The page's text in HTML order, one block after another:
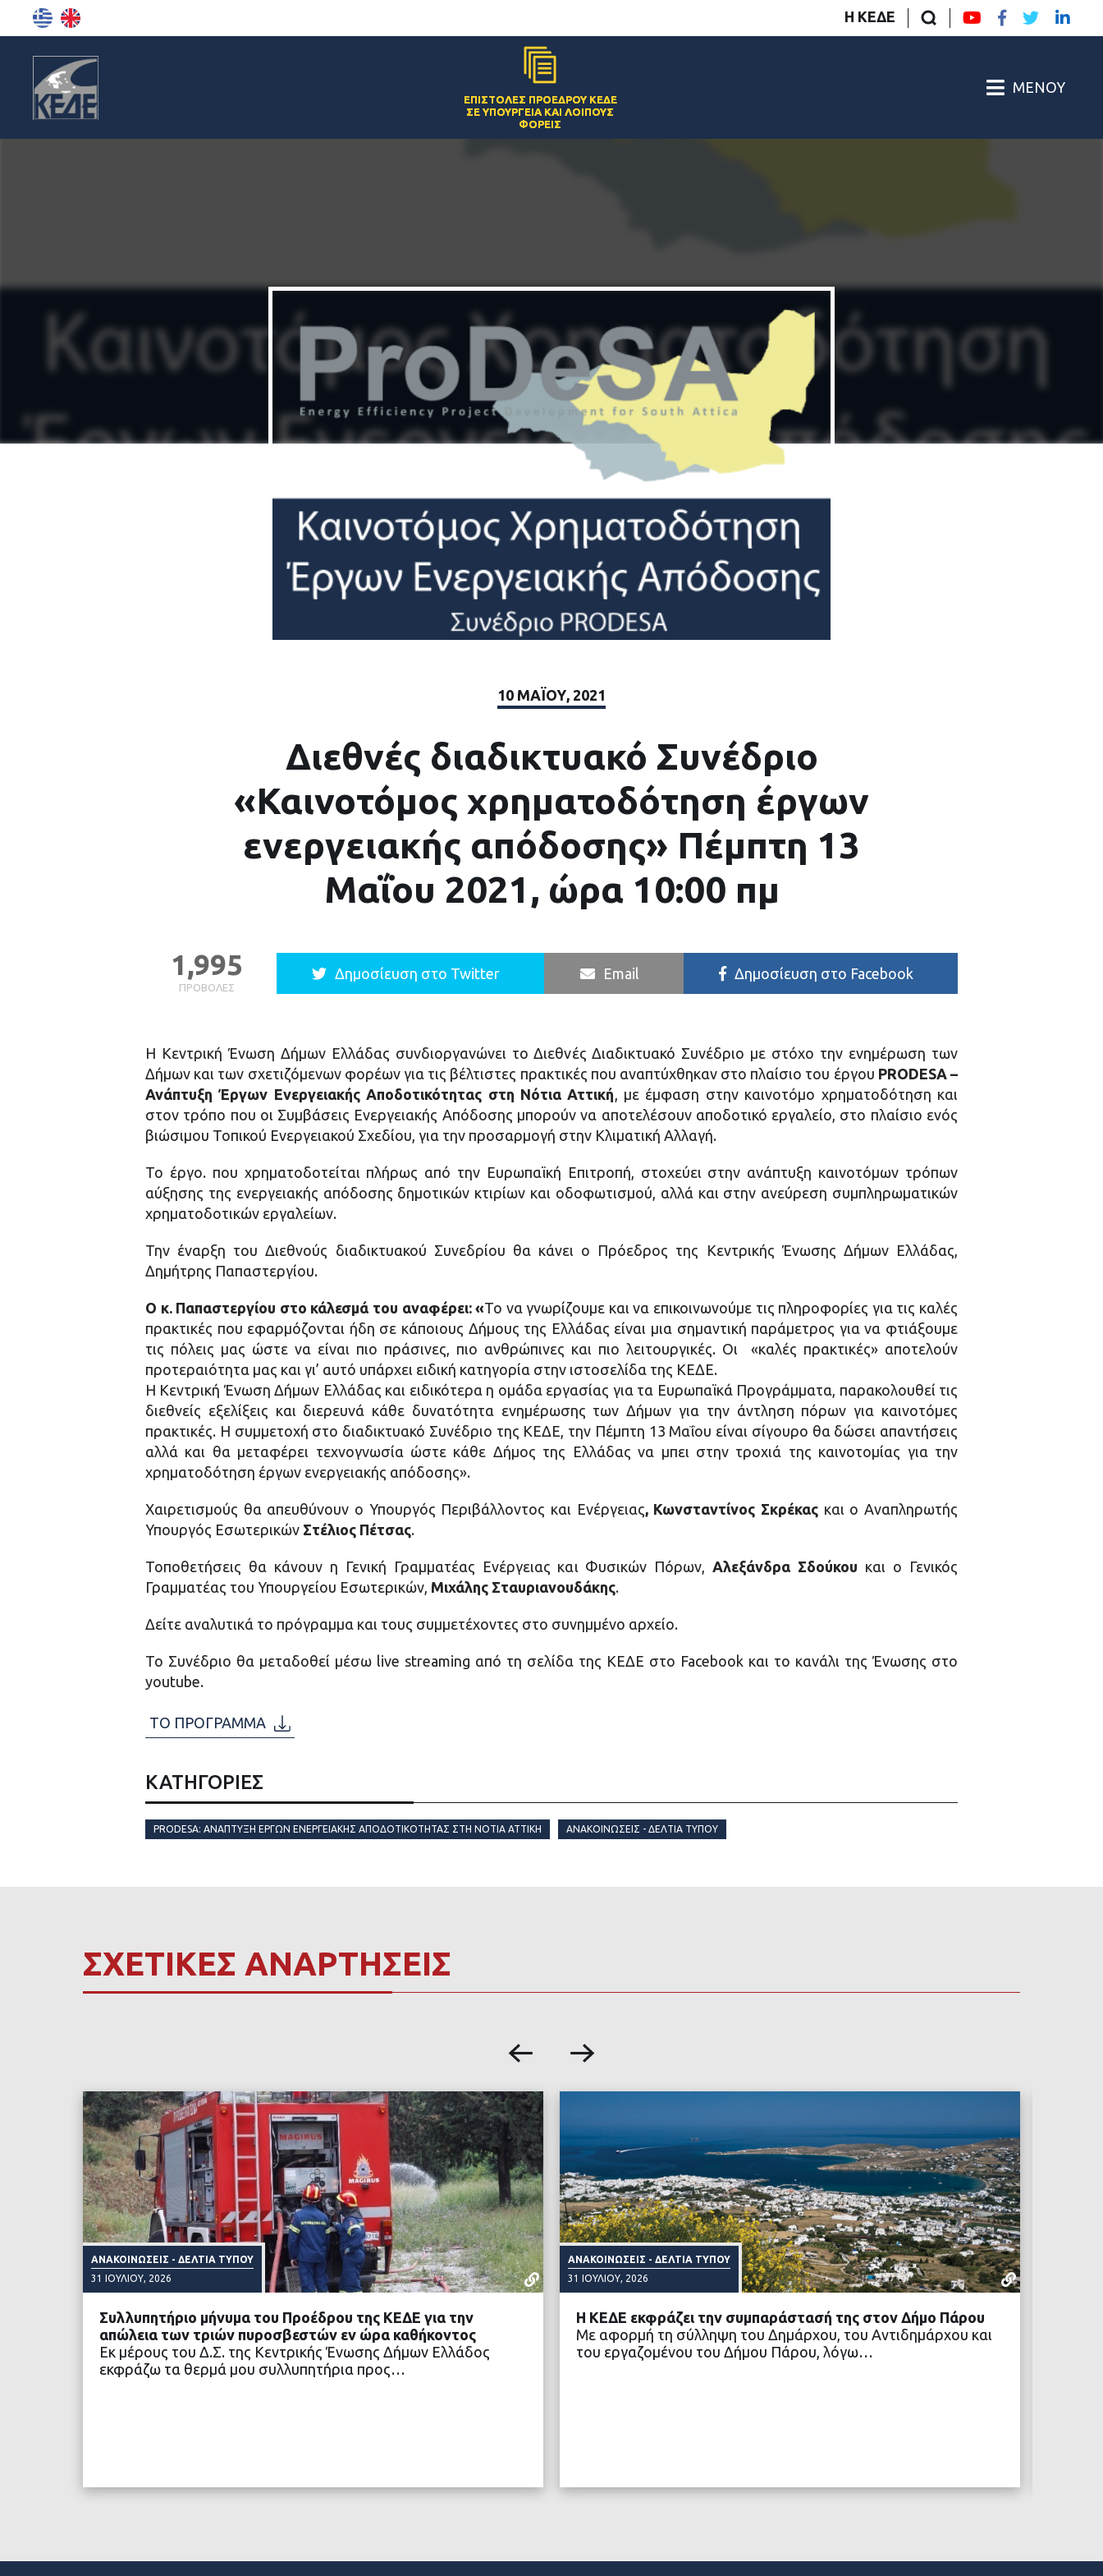
Η ΚΕΔΕ
ΕΠΙΣΤΟΛΈΣ ΠΡΟΈΔΡΟΥ ΚΕΔΕ
ΣΕ ΥΠΟΥΡΓΕΊΑ ΚΑΙ ΛΟΙΠΟΎΣ
ΦΟΡΕΊΣ
ΜΕΝΟΎ
10 ΜΑΪ́ΟΥ, 2021
Διεθνές διαδικτυακό Συνέδριο
«Καινοτόμος χρηματοδότηση έργων
ενεργειακής απόδοσης» Πέμπτη 13
Μαΐου 2021, ώρα 10:00 πμ
ΠΡΟΒΟΛΈΣ
1,995 Δημοσίευση στο Twitter Email Δημοσίευση στο Facebook
Η Κεντρική Ένωση Δήμων Ελλάδας συνδιοργανώνει το Διεθνές Διαδικτυακό Συνέδριο με στόχο την ενημέρωση των
Δήμων και των σχετιζόμενων φορέων για τις βέλτιστες πρακτικές που αναπτύχθηκαν στο πλαίσιο του έργου PRODESA –
Ανάπτυξη Έργων Ενεργειακής Αποδοτικότητας στη Νότια Αττική, με έμφαση στην καινοτόμο χρηματοδότηση και
στον τρόπο που οι Συμβάσεις Ενεργειακής Απόδοσης μπορούν να αποτελέσουν αποδοτικό εργαλείο, στο πλαίσιο ενός
βιώσιμου Τοπικού Ενεργειακού Σχεδίου, για την προσαρμογή στην Κλιματική Αλλαγή.
Το έργο. που χρηματοδοτείται πλήρως από την Ευρωπαϊκή Επιτροπή, στοχεύει στην ανάπτυξη καινοτόμων τρόπων
αύξησης της ενεργειακής απόδοσης δημοτικών κτιρίων και οδοφωτισμού, αλλά και στην ανεύρεση συμπληρωματικών
χρηματοδοτικών εργαλείων.
Την έναρξη του Διεθνούς διαδικτυακού Συνεδρίου θα κάνει ο Πρόεδρος της Κεντρικής Ένωσης Δήμων Ελλάδας,
Δημήτρης Παπαστεργίου.
Ο κ. Παπαστεργίου στο κάλεσμά του αναφέρει: «Το να γνωρίζουμε και να επικοινωνούμε τις πληροφορίες για τις καλές
πρακτικές που εφαρμόζονται ήδη σε κάποιους Δήμους της Ελλάδας είναι μια σημαντική παράμετρος για να φτιάξουμε
τις πόλεις μας ώστε να είναι πιο πράσινες, πιο ανθρώπινες και πιο λειτουργικές. Οι «καλές πρακτικές» αποτελούν
προτεραιότητα μας και γι’ αυτό υπάρχει ειδική κατηγορία στην ιστοσελίδα της ΚΕΔΕ.
Η Κεντρική Ένωση Δήμων Ελλάδας και ειδικότερα η ομάδα εργασίας για τα Ευρωπαϊκά Προγράμματα, παρακολουθεί τις
διεθνείς εξελίξεις και διερευνά κάθε δυνατότητα ενημέρωσης των Δήμων για την άντληση πόρων για καινοτόμες
πρακτικές. Η συμμετοχή στο διαδικτυακό Συνέδριο της ΚΕΔΕ, την Πέμπτη 13 Μαΐου είναι σίγουρο θα δώσει απαντήσεις
αλλά και θα μεταφέρει τεχνογνωσία ώστε κάθε Δήμος της Ελλάδας να μπει στην τροχιά της καινοτομίας για την
χρηματοδότηση έργων ενεργειακής απόδοσης».
Χαιρετισμούς θα απευθύνουν ο Υπουργός Περιβάλλοντος και Ενέργειας, Κωνσταντίνος Σκρέκας και ο Αναπληρωτής
Υπουργός Εσωτερικών Στέλιος Πέτσας.
Τοποθετήσεις θα κάνουν η Γενική Γραμματέας Ενέργειας και Φυσικών Πόρων,Αλεξάνδρα Σδούκου και ο Γενικός
Γραμματέας του Υπουργείου Εσωτερικών, Μιχάλης Σταυριανουδάκης.
Δείτε αναλυτικά το πρόγραμμα και τους συμμετέχοντες στο συνημμένο αρχείο.
Το Συνέδριο θα μεταδοθεί μέσω live streaming από τη σελίδα της ΚΕΔΕ στο Facebook και το κανάλι της Ένωσης στο
youtube.
ΤΟ ΠΡΟΓΡΑΜΜΑ
ΚΑΤΗΓΟΡΙΕΣ
PRODESA: ΑΝΑΠΤΥΞΗ ΕΡΓΩΝ ΕΝΕΡΓΕΙΑΚΗΣ ΑΠΟΔΟΤΙΚΟΤΗΤΑΣ ΣΤΗ ΝΟΤΙΑ ΑΤΤΙΚΗ ΑΝΑΚΟΙΝΏΣΕΙΣ - ΔΕΛΤΊΑ ΤΎΠΟΥ
ΣΧΕΤΙΚΕΣ ΑΝΑΡΤΗΣΕΙΣ
ΑΝΑΚΟΙΝΏΣΕΙΣ - ΔΕΛΤΊΑ ΤΎΠΟΥ
31 ΙΟΥΛΊΟΥ, 2026
Συλλυπητήριο μήνυμα του Προέδρου της ΚΕΔΕ για την
απώλεια των τριών πυροσβεστών εν ώρα καθήκοντος
Εκ μέρους του Δ.Σ. της Κεντρικής Ένωσης Δήμων Ελλάδος
εκφράζω τα θερμά μου συλλυπητήρια προς…
ΑΝΑΚΟΙΝΏΣΕΙΣ - ΔΕΛΤΊΑ ΤΎΠΟΥ
31 ΙΟΥΛΊΟΥ, 2026
Η ΚΕΔΕ εκφράζει την συμπαράστασή της στον Δήμο Πάρου
Με αφορμή τη σύλληψη του Δημάρχου, του Αντιδημάρχου και
του εργαζομένου του Δήμου Πάρου, λόγω…